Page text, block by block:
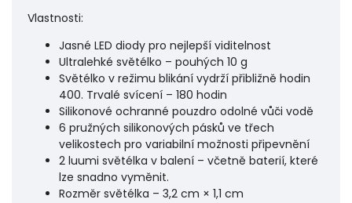
Vlastnosti:
Jasné LED diody pro nejlepší viditelnost
Ultralehké světélko – pouhých 10 g
Světélko v režimu blikání vydrží přibližně hodin
400. Trvalé svícení – 180 hodin
Silikonové ochranné pouzdro odolné vůči vodě
6 pružných silikonových pásků ve třech
velikostech pro variabilní možnosti připevnění
2 luumi světélka v balení – včetně baterií, které
lze snadno vyměnit.
Rozměr světélka – 3,2 cm × 1,1 cm